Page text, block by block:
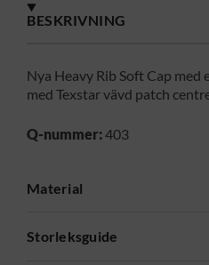
BESKRIVNING
Nya Heavy Rib Soft Cap
med Texstar vävd patch
Q-nummer:403
Material
Storleksguide